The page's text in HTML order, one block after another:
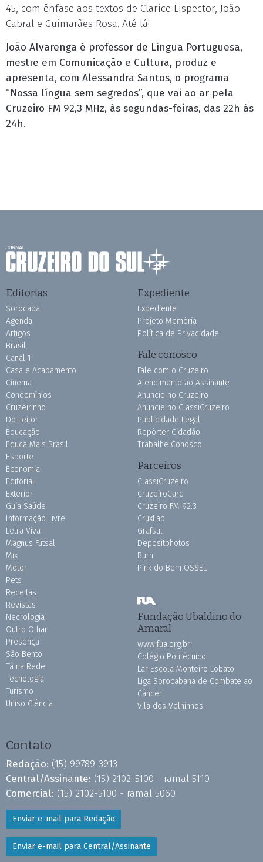
45, com ênfase aos textos de Clarice Lispector, João
Cabral e Guimarães Rosa. Até lá!
João Alvarenga é professor de Língua Portuguesa,
mestre em Comunicação e Cultura, produz e
apresenta, com Alessandra Santos, o programa
“Nossa língua sem segredos”, que vai ao ar pela
Cruzeiro FM 92,3 MHz, às segundas-feiras, das 22h às
24h.
Editorias
Sorocaba
Agenda
Artigos
Brasil
Canal 1
Casa e Acabamento
Cinema
Condomínios
Cruzeirinho
Do Leitor
Educação
Educa Mais Brasil
Esporte
Economia
Editorial
Exterior
Guia Saúde
Informação Livre
Letra Viva
Magnus Futsal
Mix
Motor
Pets
Receitas
Revistas
Necrologia
Outro Olhar
Presença
São Bento
Tá na Rede
Tecnologia
Turismo
Uniso Ciência
Expediente
Expediente
Projeto Memória
Política de Privacidade
Fale conosco
Fale com o Cruzeiro
Atendimento ao Assinante
Anuncie no Cruzeiro
Anuncie no ClassiCruzeiro
Publicidade Legal
Repórter Cidadão
Trabalhe Conosco
Parceiros
ClassiCruzeiro
CruzeiroCard
Cruzeiro FM 92.3
CruxLab
Grafsul
Depositphotos
Burh
Pink do Bem OSSEL
Fundação Ubaldino do
Amaral
www.fua.org.br
Colégio Politécnico
Lar Escola Monteiro Lobato
Liga Sorocabana de Combate ao
Câncer
Vila dos Velhinhos
Contato
Redação: (15) 99789-3913
Central/Assinante: (15) 2102-5100 - ramal 5110
Comercial: (15) 2102-5100 - ramal 5060
Enviar e-mail para Redação
Enviar e-mail para Central/Assinante